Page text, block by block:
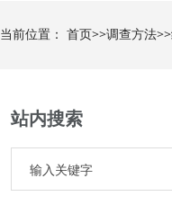
当前位置： 首页>>调查方法>>
站内搜索